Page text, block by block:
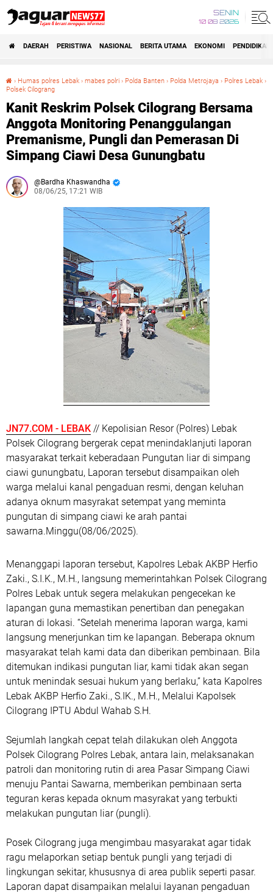
SENIN
10 08 2026
DAERAH PERISTIWA NASIONAL BERITA UTAMA EKONOMI PENDIDIKAN
› Humas polres Lebak › mabes polri › Polda Banten › Polda Metrojaya › Polres Lebak ›
Polsek Cilograng
Kanit Reskrim Polsek Cilograng Bersama
Anggota Monitoring Penanggulangan
Premanisme, Pungli dan Pemerasan Di
Simpang Ciawi Desa Gunungbatu
Bardha Khaswandha
08/06/25, 17:21 WIB
JN77.COM - LEBAK // Kepolisian Resor (Polres) Lebak
Polsek Cilograng bergerak cepat menindaklanjuti laporan
masyarakat terkait keberadaan Pungutan liar di simpang
ciawi gunungbatu, Laporan tersebut disampaikan oleh
warga melalui kanal pengaduan resmi, dengan keluhan
adanya oknum masyrakat setempat yang meminta
pungutan di simpang ciawi ke arah pantai
sawarna.Minggu(08/06/2025).
Menanggapi laporan tersebut, Kapolres Lebak AKBP Herfio
Zaki., S.I.K., M.H., langsung memerintahkan Polsek Cilograng
Polres Lebak untuk segera melakukan pengecekan ke
lapangan guna memastikan penertiban dan penegakan
aturan di lokasi. “Setelah menerima laporan warga, kami
langsung menerjunkan tim ke lapangan. Beberapa oknum
masyarakat telah kami data dan diberikan pembinaan. Bila
ditemukan indikasi pungutan liar, kami tidak akan segan
untuk menindak sesuai hukum yang berlaku,” kata Kapolres
Lebak AKBP Herfio Zaki., S.IK., M.H., Melalui Kapolsek
Cilograng IPTU Abdul Wahab S.H.
Sejumlah langkah cepat telah dilakukan oleh Anggota
Polsek Cilograng Polres Lebak, antara lain, melaksanakan
patroli dan monitoring rutin di area Pasar Simpang Ciawi
menuju Pantai Sawarna, memberikan pembinaan serta
teguran keras kepada oknum masyrakat yang terbukti
melakukan pungutan liar (pungli).
Posek Cilograng juga mengimbau masyarakat agar tidak
ragu melaporkan setiap bentuk pungli yang terjadi di
lingkungan sekitar, khususnya di area publik seperti pasar.
Laporan dapat disampaikan melalui layanan pengaduan